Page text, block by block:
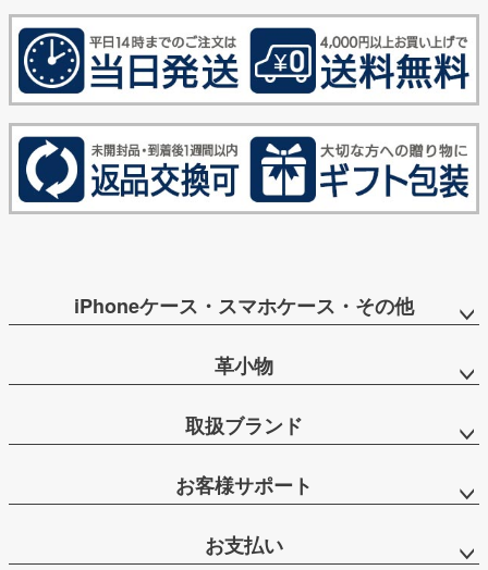
iPhoneケース・スマホケース・その他
革小物
取扱ブランド
お客様サポート
お支払い